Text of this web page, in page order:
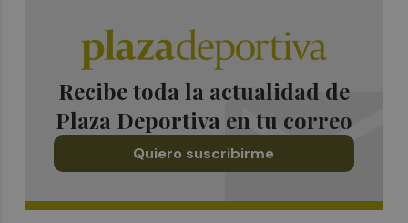
Recibe toda la actualidad de
Plaza Deportiva en tu correo
Quiero suscribirme